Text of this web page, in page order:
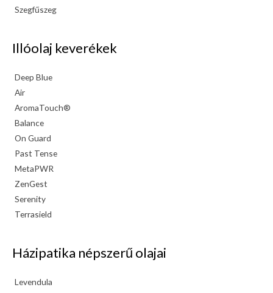
Szegfűszeg
Illóolaj keverékek
Deep Blue
Air
AromaTouch®
Balance
On Guard
Past Tense
MetaPWR
ZenGest
Serenity
Terrasield
Házipatika népszerű olajai
Levendula